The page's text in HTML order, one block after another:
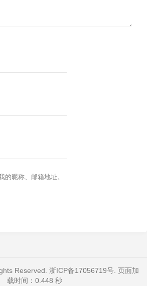
的昵称、邮箱地址。
Reserved. 浙ICP备17056719号. 页面加
载时间：0.448 秒